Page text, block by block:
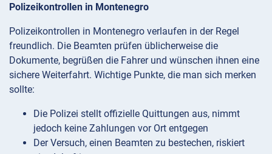
Polizeikontrollen in Montenegro
Polizeikontrollen in Montenegro verlaufen in der Regel
freundlich. Die Beamten prüfen üblicherweise die
Dokumente, begrüßen die Fahrer und wünschen ihnen eine
sichere Weiterfahrt. Wichtige Punkte, die man sich merken
sollte:
Die Polizei stellt offizielle Quittungen aus, nimmt
jedoch keine Zahlungen vor Ort entgegen
Der Versuch, einen Beamten zu bestechen, riskiert